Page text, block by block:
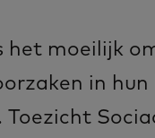
het moeilijk
in
Toezicht